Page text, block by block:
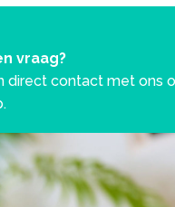
vraag?
direct contact met ons